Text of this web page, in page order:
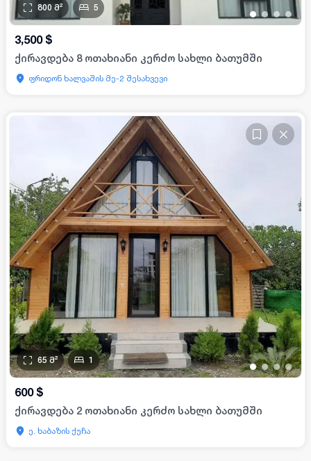
••••
800 მ² 5
3,500 $
ქირავდება 8 ოთახიანი კერძო სახლი ბათუმში
ფრიდონ ხალვაშის მე-2 შესახვევი
••••
65 მ² 1
600 $
ქირავდება 2 ოთახიანი კერძო სახლი ბათუმში
ე. ხაბაზის ქუჩა